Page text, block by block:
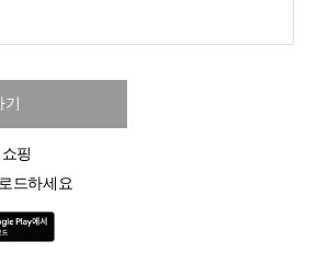
핑
드하세요